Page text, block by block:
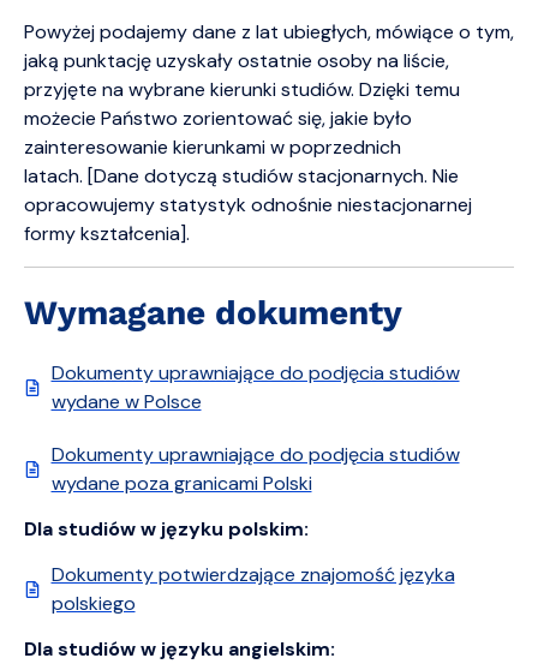
Powyżej podajemy dane z lat ubiegłych, mówiące o tym,
jaką punktację uzyskały ostatnie osoby na liście,
przyjęte na wybrane kierunki studiów. Dzięki temu
możecie Państwo zorientować się, jakie było
zainteresowanie kierunkami w poprzednich
latach. [Dane dotyczą studiów stacjonarnych. Nie
opracowujemy statystyk odnośnie niestacjonarnej
formy kształcenia].
Wymagane dokumenty
Dokumenty uprawniające do podjęcia studiów
wydane w Polsce
Dokumenty uprawniające do podjęcia studiów
wydane poza granicami Polski
Dla studiów w języku polskim:
Dokumenty potwierdzające znajomość języka
polskiego
Dla studiów w języku angielskim: